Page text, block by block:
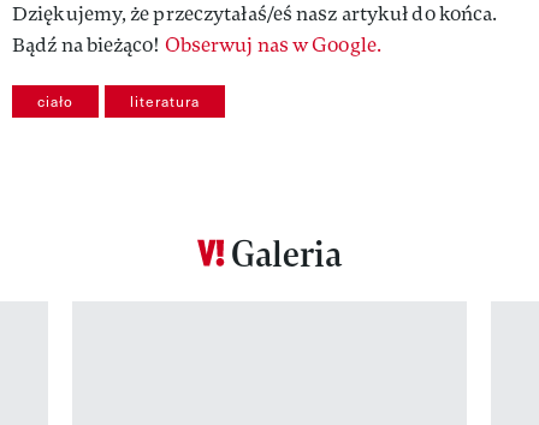
Dziękujemy, że przeczytałaś/eś nasz artykuł do końca.
Bądź na bieżąco! Obserwuj nas w Google.
ciało literatura
Galeria